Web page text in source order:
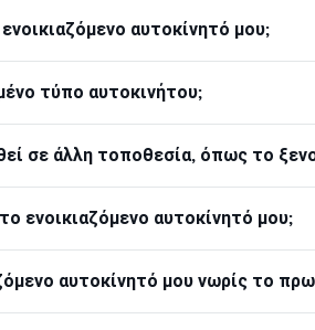
αυτοκίνητό μου;
τύπο αυτοκινήτου;
σε άλλη τοποθεσία, όπως το
ενοικιαζόμενο αυτοκίνητό μου;
αυτοκίνητό μου νωρίς το